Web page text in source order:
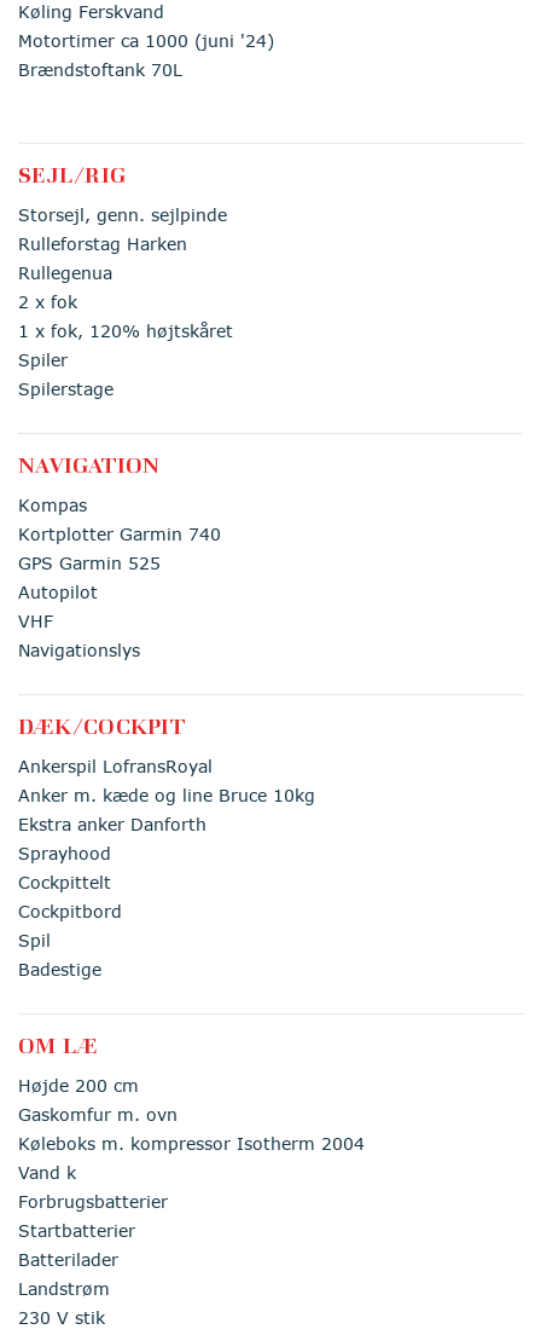
Køling Ferskvand
Motortimer ca 1000 (juni '24)
Brændstoftank 70L
SEJL/RIG
Storsejl, genn. sejlpinde
Rulleforstag Harken
Rullegenua
2 x fok
1 x fok, 120% højtskåret
Spiler
Spilerstage
NAVIGATION
Kompas
Kortplotter Garmin 740
GPS Garmin 525
Autopilot
VHF
Navigationslys
DÆK/COCKPIT
Ankerspil LofransRoyal
Anker m. kæde og line Bruce 10kg
Ekstra anker Danforth
Sprayhood
Cockpittelt
Cockpitbord
Spil
Badestige
OM LÆ
Højde 200 cm
Gaskomfur m. ovn
Køleboks m. kompressor Isotherm 2004
Vand k
Forbrugsbatterier
Startbatterier
Batterilader
Landstrøm
230 V stik